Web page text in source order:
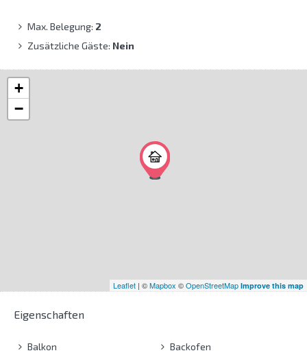
Max. Belegung: 2
Zusätzliche Gäste: Nein
+
−
Leaflet | ©Mapbox ©OpenStreetMap Improve this map
Eigenschaften
Balkon
Backofen